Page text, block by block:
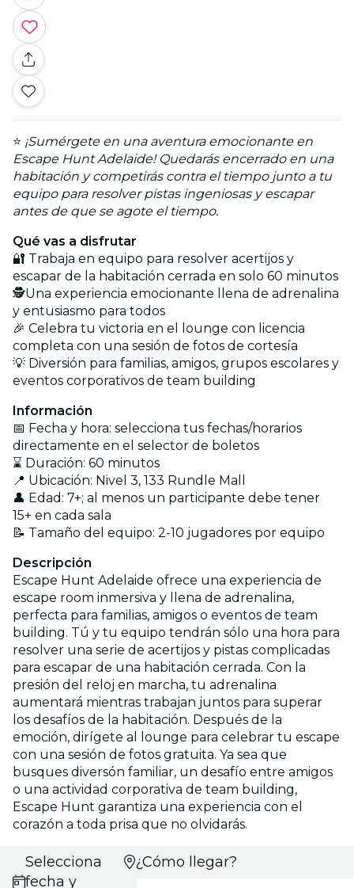
⭐ ¡Sumérgete en una aventura emocionante en
Escape Hunt Adelaide! Quedarás encerrado en una
habitación y competirás contra el tiempo junto a tu
equipo para resolver pistas ingeniosas y escapar
antes de que se agote el tiempo.
Qué vas a disfrutar
🔐 Trabaja en equipo para resolver acertijos y
escapar de la habitación cerrada en solo 60 minutos
🕵️‍️Una experiencia emocionante llena de adrenalina
y entusiasmo para todos
🎉 Celebra tu victoria en el lounge con licencia
completa con una sesión de fotos de cortesía
💡 Diversión para familias, amigos, grupos escolares y
eventos corporativos de team building
Información
📅 Fecha y hora: selecciona tus fechas/horarios
directamente en el selector de boletos
⌛ Duración: 60 minutos
📍 Ubicación: Nivel 3, 133 Rundle Mall
👤 Edad: 7+; al menos un participante debe tener
15+ en cada sala
📝 Tamaño del equipo: 2-10 jugadores por equipo
Descripción
Escape Hunt Adelaide ofrece una experiencia de
escape room inmersiva y llena de adrenalina,
perfecta para familias, amigos o eventos de team
building. Tú y tu equipo tendrán sólo una hora para
resolver una serie de acertijos y pistas complicadas
para escapar de una habitación cerrada. Con la
presión del reloj en marcha, tu adrenalina
aumentará mientras trabajan juntos para superar
los desafíos de la habitación. Después de la
emoción, dirígete al lounge para celebrar tu escape
con una sesión de fotos gratuita. Ya sea que
busques diversón familiar, un desafío entre amigos
o una actividad corporativa de team building,
Escape Hunt garantiza una experiencia con el
corazón a toda prisa que no olvidarás.
Selecciona
fecha y
¿Cómo llegar?